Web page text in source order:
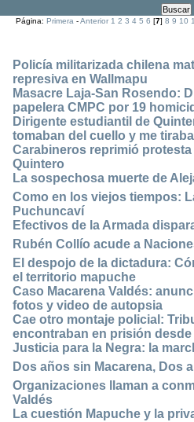
Página:Primera -Anterior 1 2 3 4 5 6 [7]8 9 10
Policía militarizada chilena
represiva en Wallmapu
Masacre Laja-San Rosendo:
papelera CMPC por 19
Dirigente estudiantil de
tomaban del cuello y me
Carabineros reprimió
Quintero
La sospechosa muerte de
Como en los viejos tiempos:
Puchuncaví
Efectivos de la Armada
Rubén Collío acude a
El despojo de la dictadura:
el territorio mapuche
Caso Macarena Valdés:
fotos y video de autopsia
Cae otro montaje policial:
encontraban en prisión desde
Justicia para la Negra: la
Dos años sin Macarena, Dos
Organizaciones llaman a
Valdés
La cuestión Mapuche y la